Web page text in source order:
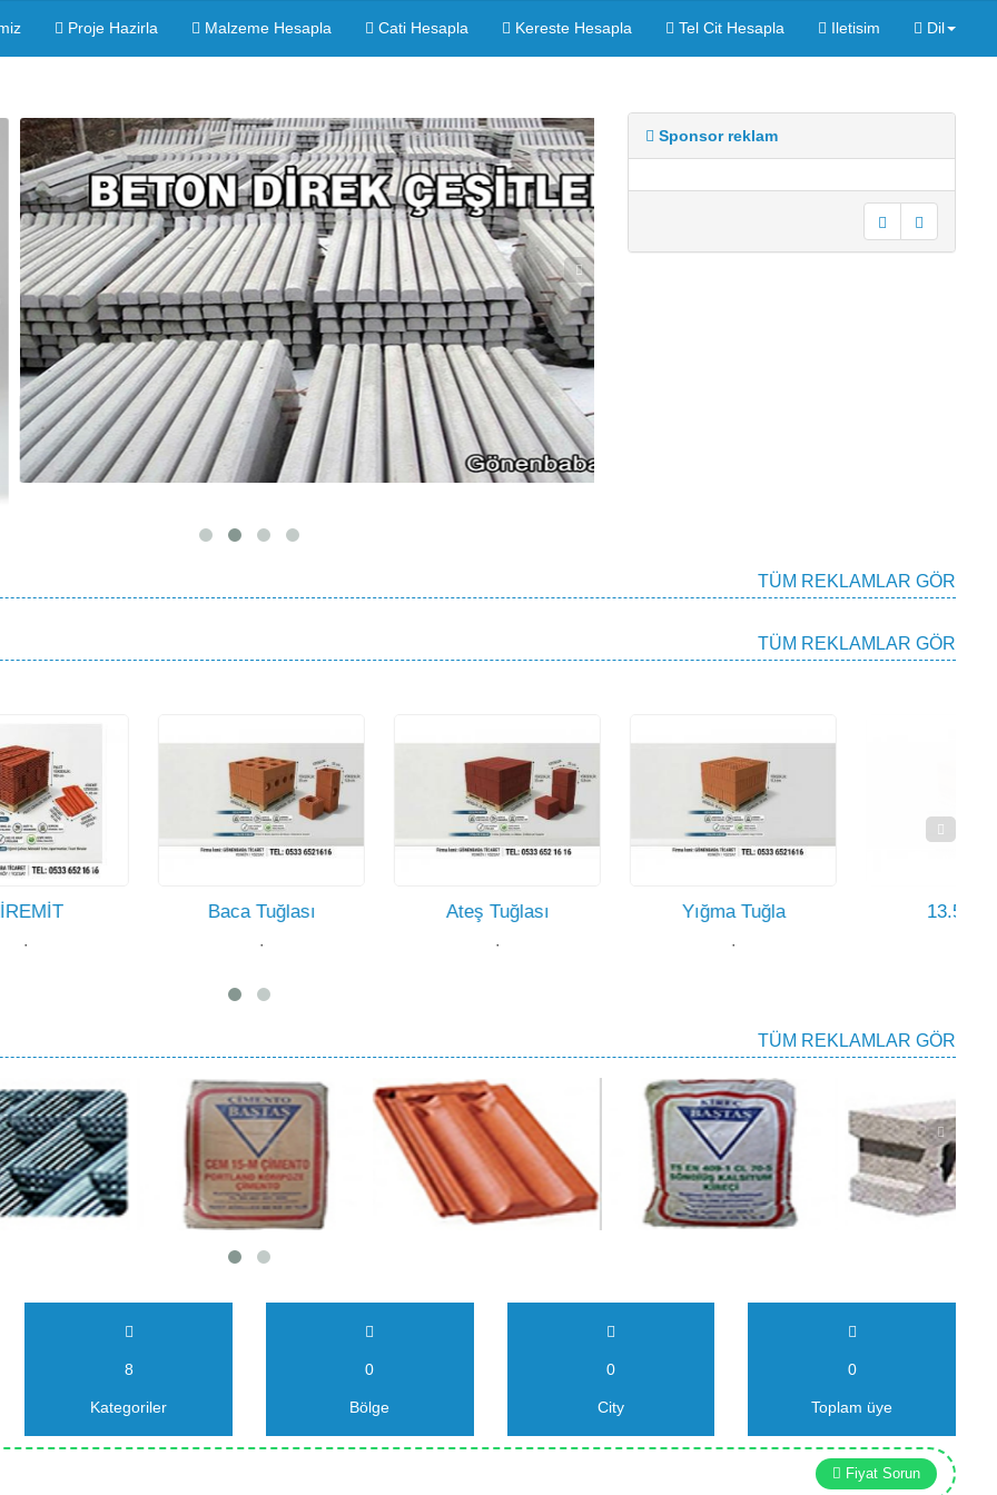
Proje Hazirla Malzeme Hesapla Cati Hesapla Kereste Hesapla Tel Cit Hesapla Iletisim Dil
Sponsor reklam
TÜM REKLAMLAR GÖR
TÜM REKLAMLAR GÖR
TÜM REKLAMLAR GÖR
8
Kategoriler
0
Bölge
0
City
0
Toplam üye
Fiyat Sorun